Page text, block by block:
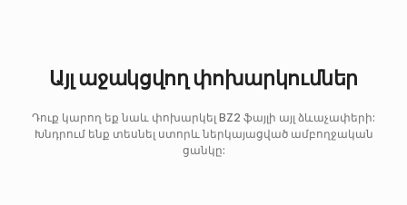
Այլ աջակցվող փոխարկումներ
Դուք կարող եք նաև փոխարկել BZ2 ֆայլի այլ ձևաչափերի:
Խնդրում ենք տեսնել ստորև ներկայացված ամբողջական
ցանկը: